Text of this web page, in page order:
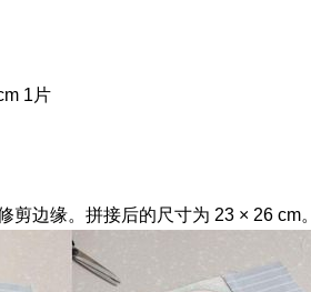
1片
边缘。拼接后的尺寸为 23 × 26 cm。